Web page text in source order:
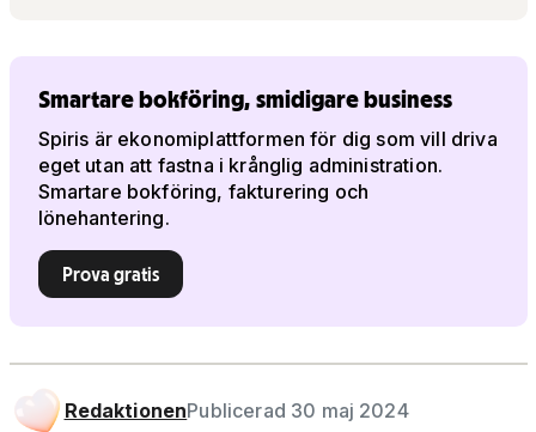
Smartare bokföring, smidigare business
Spiris är ekonomiplattformen för dig som vill driva
eget utan att fastna i krånglig administration.
Smartare bokföring, fakturering och
lönehantering.
Prova gratis
RedaktionenPublicerad 30 maj 2024